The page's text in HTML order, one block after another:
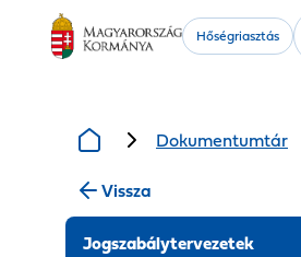
Kiemelt
tartalmak
Hőségriasztás
Dokumentumtár
Vissza
Jogszabálytervezetek